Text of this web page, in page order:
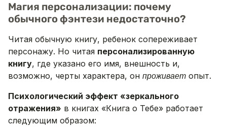
Магия персонализации: почему
обычного фэнтези недостаточно?
Читая обычную книгу, ребенок сопереживает
персонажу. Но читая персонализированную
книгу, где указано его имя, внешность и,
возможно, черты характера, он проживает опыт.
Психологический эффект «зеркального
отражения» в книгах «Книга о Тебе» работает
следующим образом: